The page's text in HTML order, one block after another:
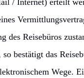
/ Internet) erteilt
des Reisebüros
bestätigt das
Wege.